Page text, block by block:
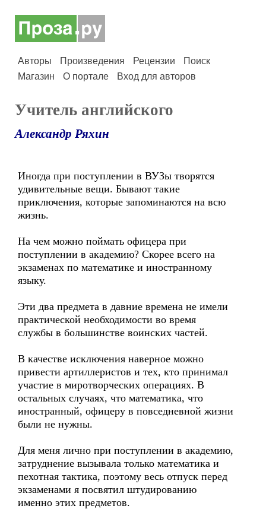
Авторы Произведения Рецензии
Поиск
Магазин
О портале Вход для авторов
Учитель английского
Александр Ряхин
Иногда при поступлении в ВУЗы творятся
удивительные вещи. Бывают такие
приключения, которые запоминаются на всю
жизнь.
На чем можно поймать офицера при
поступлении в академию? Скорее всего на
экзаменах по математике и иностранному
языку.
Эти два предмета в давние времена не имели
практической необходимости во время
службы в большинстве воинских частей.
В качестве исключения наверное можно
привести артиллеристов и тех, кто принимал
участие в миротворческих операциях. В
остальных случаях, что математика, что
иностранный, офицеру в повседневной жизни
были не нужны.
Для меня лично при поступлении в академию,
затруднение вызывала только математика и
пехотная тактика, поэтому весь отпуск перед
экзаменами я посвятил штудированию
именно этих предметов.